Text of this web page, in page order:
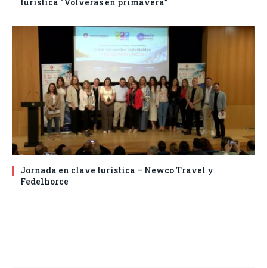
Jornada en clave turística – Newco Travel y
Fedelhorce